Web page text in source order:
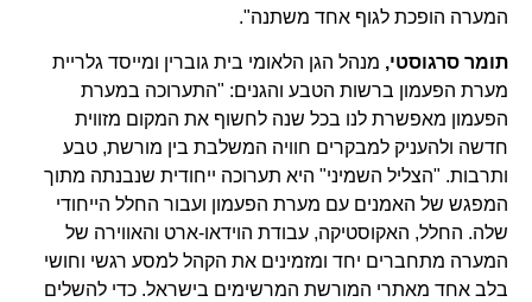
המערה הופכת לגוף אחד משתנה".
תומר סרגוסטי,מנהל הגן הלאומי בית גוברין ומייסד גלריית
מערת הפעמון ברשות הטבע והגנים: "התערוכה במערת
הפעמון מאפשרת לנו בכל שנה לחשוף את המקום מזווית
חדשה ולהעניק למבקרים חוויה המשלבת בין מורשת, טבע
ותרבות. "הצליל השמיני" היא תערוכה ייחודית שנבנתה מתוך
המפגש של האמנים עם מערת הפעמון ועבור החלל הייחודי
שלה. החלל, האקוסטיקה, עבודת הוידאו-ארט והאווירה של
המערה מתחברים יחד ומזמינים את הקהל למסע רגשי וחושי
בלב אחד מאתרי המורשת המרשימים בישראל. כדי להשלים